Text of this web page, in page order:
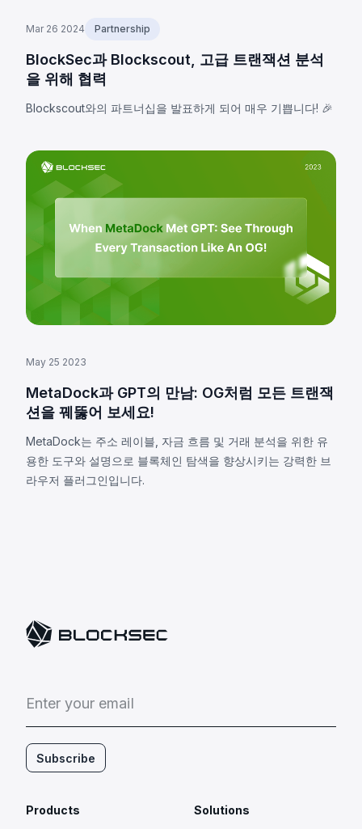
Mar 26 2024 Partnership
BlockSec과 Blockscout, 고급 트랜잭션 분석
을 위해 협력
Blockscout와의 파트너십을 발표하게 되어 매우 기쁩니다! 🎉
May 25 2023
MetaDock과 GPT의 만남: OG처럼 모든 트랜잭
션을 꿰뚫어 보세요!
MetaDock는 주소 레이블, 자금 흐름 및 거래 분석을 위한 유
용한 도구와 설명으로 블록체인 탐색을 향상시키는 강력한 브
라우저 플러그인입니다.
Enter your email
Subscribe
Products
Solutions